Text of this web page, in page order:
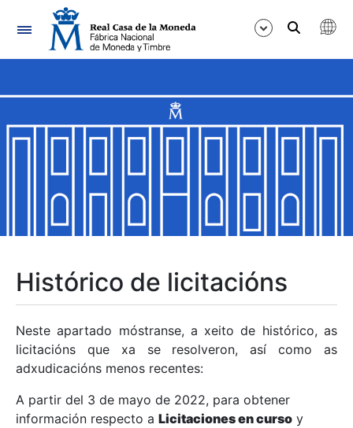
Navegación
Mostrar/Ocultar
Mostrar/Ocultar
Mostrar/Ocultar
Mostrar/Ocultar
Mostrar/Ocultar
Histórico de licitacións
Neste apartado móstranse, a xeito de histórico, as
licitacións que xa se resolveron, así como as
adxudicacións menos recentes:
A partir del 3 de mayo de 2022, para obtener
información respecto a Licitaciones en curso y